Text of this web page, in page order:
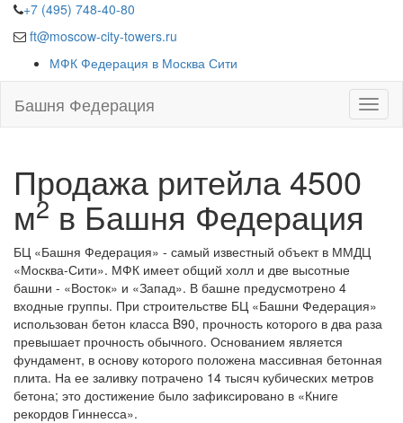
+7 (495) 748-40-80
ft@moscow-city-towers.ru
МФК Федерация в Москва Сити
Башня Федерация
Продажа ритейла 4500
м2 в Башня Федерация
БЦ «Башня Федерация» - самый известный объект в ММДЦ
«Москва-Сити». МФК имеет общий холл и две высотные
башни - «Восток» и «Запад». В башне предусмотрено 4
входные группы. При строительстве БЦ «Башни Федерация»
использован бетон класса B90, прочность которого в два раза
превышает прочность обычного. Основанием является
фундамент, в основу которого положена массивная бетонная
плита. На ее заливку потрачено 14 тысяч кубических метров
бетона; это достижение было зафиксировано в «Книге
рекордов Гиннесса».